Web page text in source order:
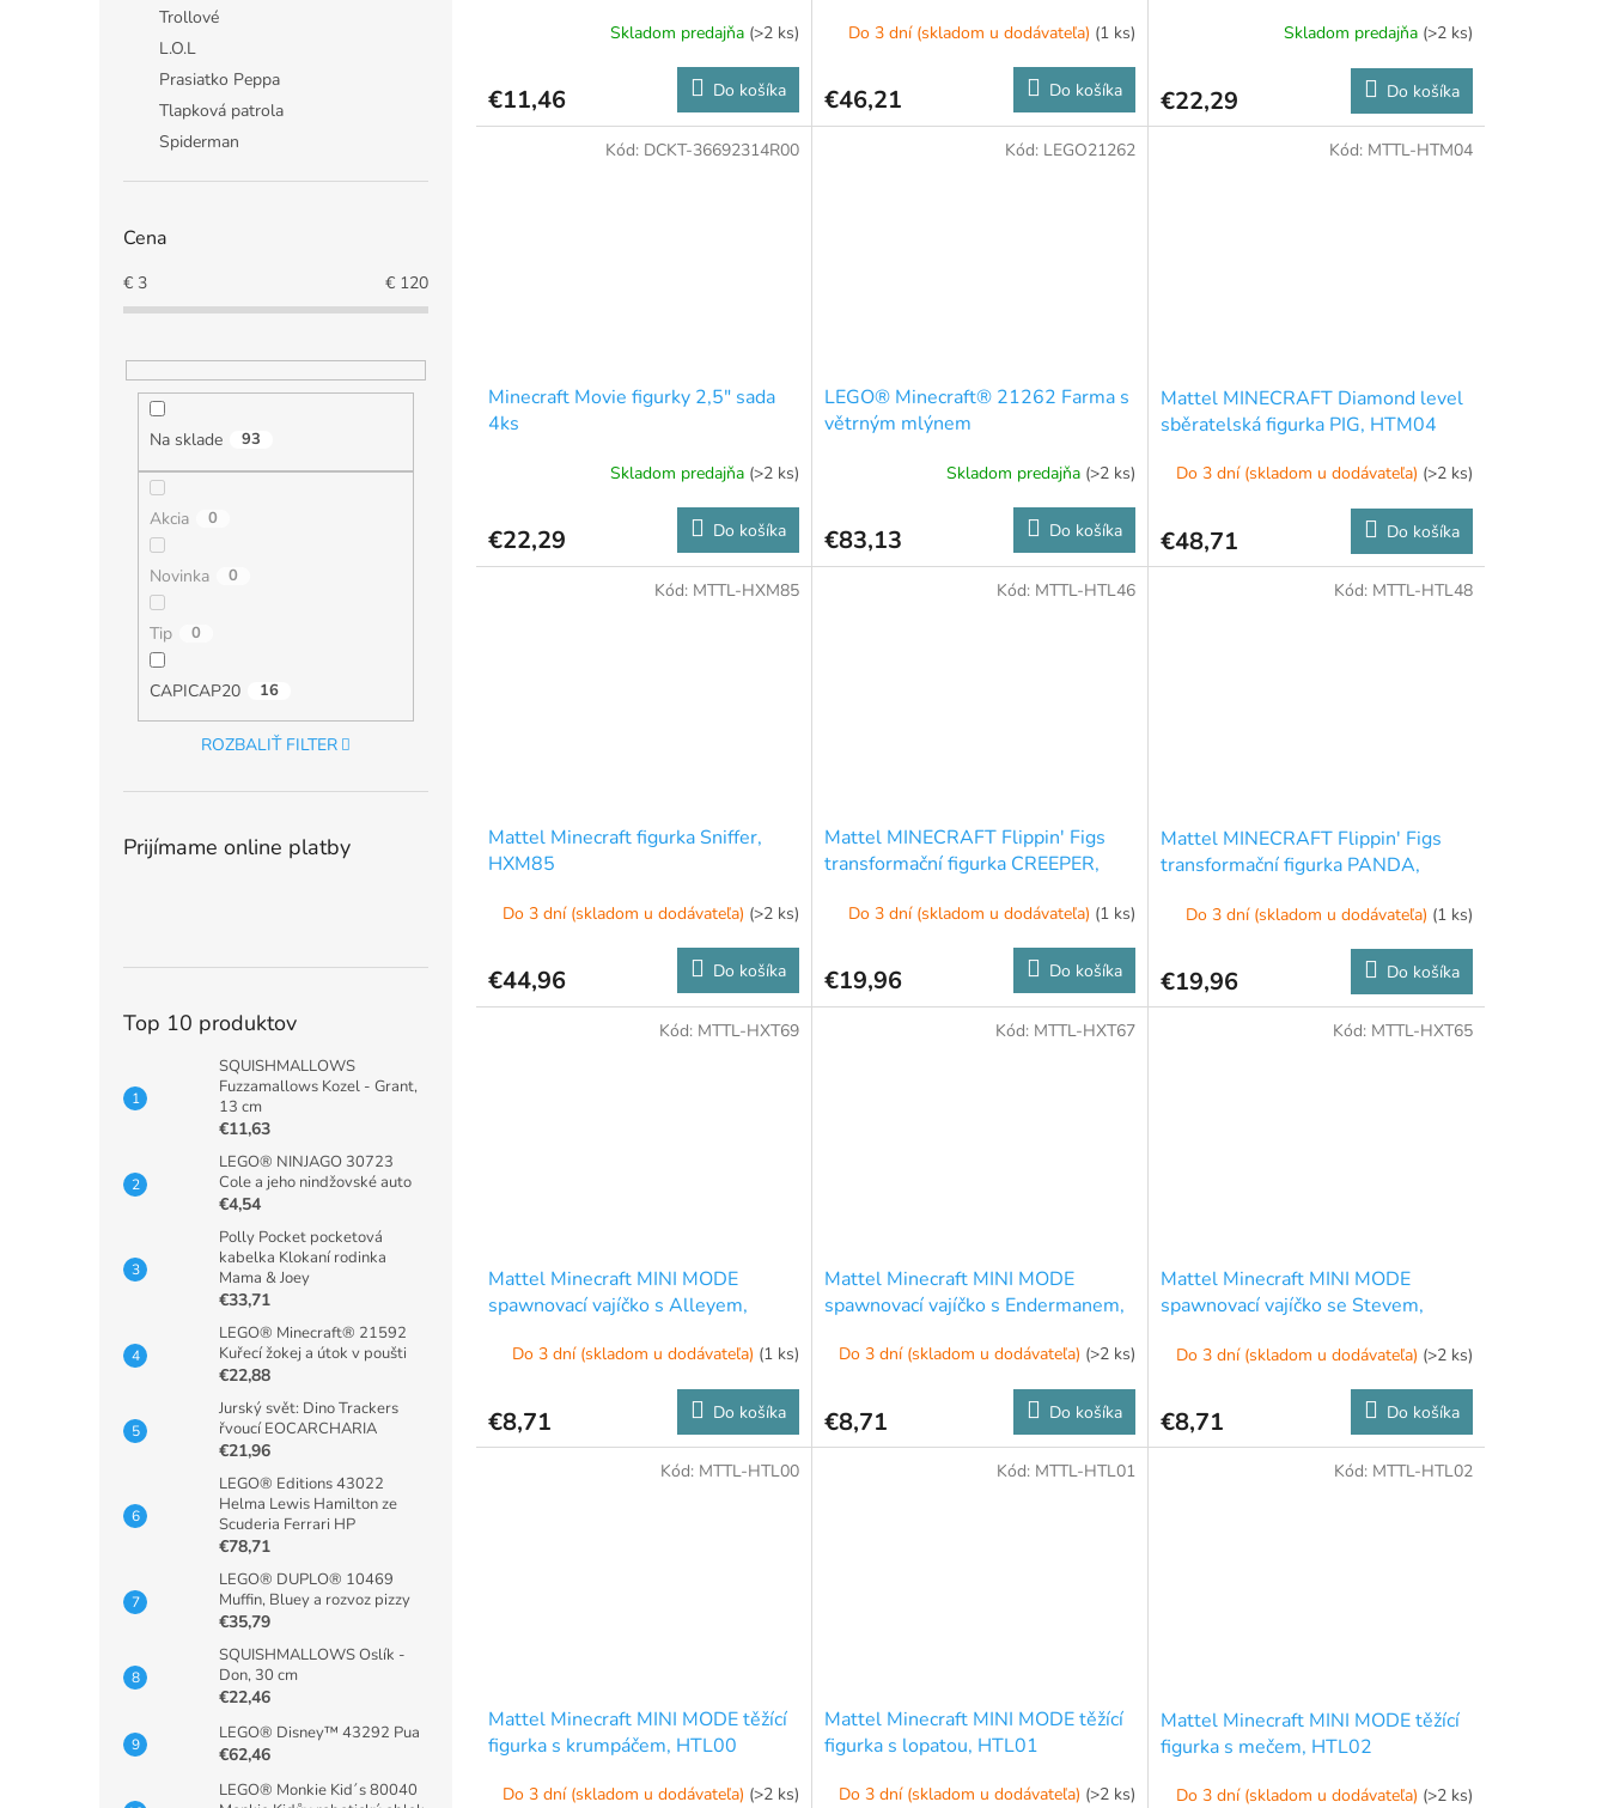
Trollové
L.O.L
Prasiatko Peppa
Tlapková patrola
Spiderman
Cena
€ 3 € 120
Na sklade 93
Akcia 0
Novinka 0
Tip 0
CAPICAP20 16
ROZBALIŤ FILTER
Prijímame online platby
Top 10 produktov
SQUISHMALLOWS
Fuzzamallows Kozel - Grant,
13 cm
€11,63
LEGO® NINJAGO 30723
Cole a jeho nindžovské auto
€4,54
Polly Pocket pocketová
kabelka Klokaní rodinka
Mama & Joey
€33,71
LEGO® Minecraft® 21592
Kuřecí žokej a útok v poušti
€22,88
Jurský svět: Dino Trackers
řvoucí EOCARCHARIA
€21,96
LEGO® Editions 43022
Helma Lewis Hamilton ze
Scuderia Ferrari HP
€78,71
LEGO® DUPLO® 10469
Muffin, Bluey a rozvoz pizzy
€35,79
SQUISHMALLOWS Oslík -
Don, 30 cm
€22,46
LEGO® Disney™ 43292 Pua
€62,46
LEGO® Monkie Kid´s 80040
Skladom predajňa (>2 ks)
€11,46 Do košíka
Do 3 dní (skladom u dodávateľa) (1 ks)
€46,21 Do košíka
Skladom predajňa (>2 ks)
€22,29 Do košíka
Minecraft Movie figurky 2,5" sada
4ks
Skladom predajňa (>2 ks)
€22,29 Do košíka
Kód: DCKT-36692314R00
LEGO® Minecraft® 21262 Farma s
větrným mlýnem
Skladom predajňa (>2 ks)
€83,13 Do košíka
Kód: LEGO21262
Mattel MINECRAFT Diamond level
sběratelská figurka PIG, HTM04
Do 3 dní (skladom u dodávateľa) (>2 ks)
€48,71 Do košíka
Kód: MTTL-HTM04
Mattel Minecraft figurka Sniffer,
HXM85
Do 3 dní (skladom u dodávateľa) (>2 ks)
€44,96 Do košíka
Kód: MTTL-HXM85
Mattel MINECRAFT Flippin' Figs
transformační figurka CREEPER,
Do 3 dní (skladom u dodávateľa) (1 ks)
€19,96 Do košíka
Kód: MTTL-HTL46
Mattel MINECRAFT Flippin' Figs
transformační figurka PANDA,
Do 3 dní (skladom u dodávateľa) (1 ks)
€19,96 Do košíka
Kód: MTTL-HTL48
Mattel Minecraft MINI MODE
spawnovací vajíčko s Alleyem,
Do 3 dní (skladom u dodávateľa) (1 ks)
€8,71 Do košíka
Kód: MTTL-HXT69
Mattel Minecraft MINI MODE
spawnovací vajíčko s Endermanem,
Do 3 dní (skladom u dodávateľa) (>2 ks)
€8,71 Do košíka
Kód: MTTL-HXT67
Mattel Minecraft MINI MODE
spawnovací vajíčko se Stevem,
Do 3 dní (skladom u dodávateľa) (>2 ks)
€8,71 Do košíka
Kód: MTTL-HXT65
Mattel Minecraft MINI MODE těžící
figurka s krumpáčem, HTL00
Do 3 dní (skladom u dodávateľa) (>2 ks)
Kód: MTTL-HTL00
Mattel Minecraft MINI MODE těžící
figurka s lopatou, HTL01
Do 3 dní (skladom u dodávateľa) (>2 ks)
Kód: MTTL-HTL01
Mattel Minecraft MINI MODE těžící
figurka s mečem, HTL02
Do 3 dní (skladom u dodávateľa) (>2 ks)
Kód: MTTL-HTL02